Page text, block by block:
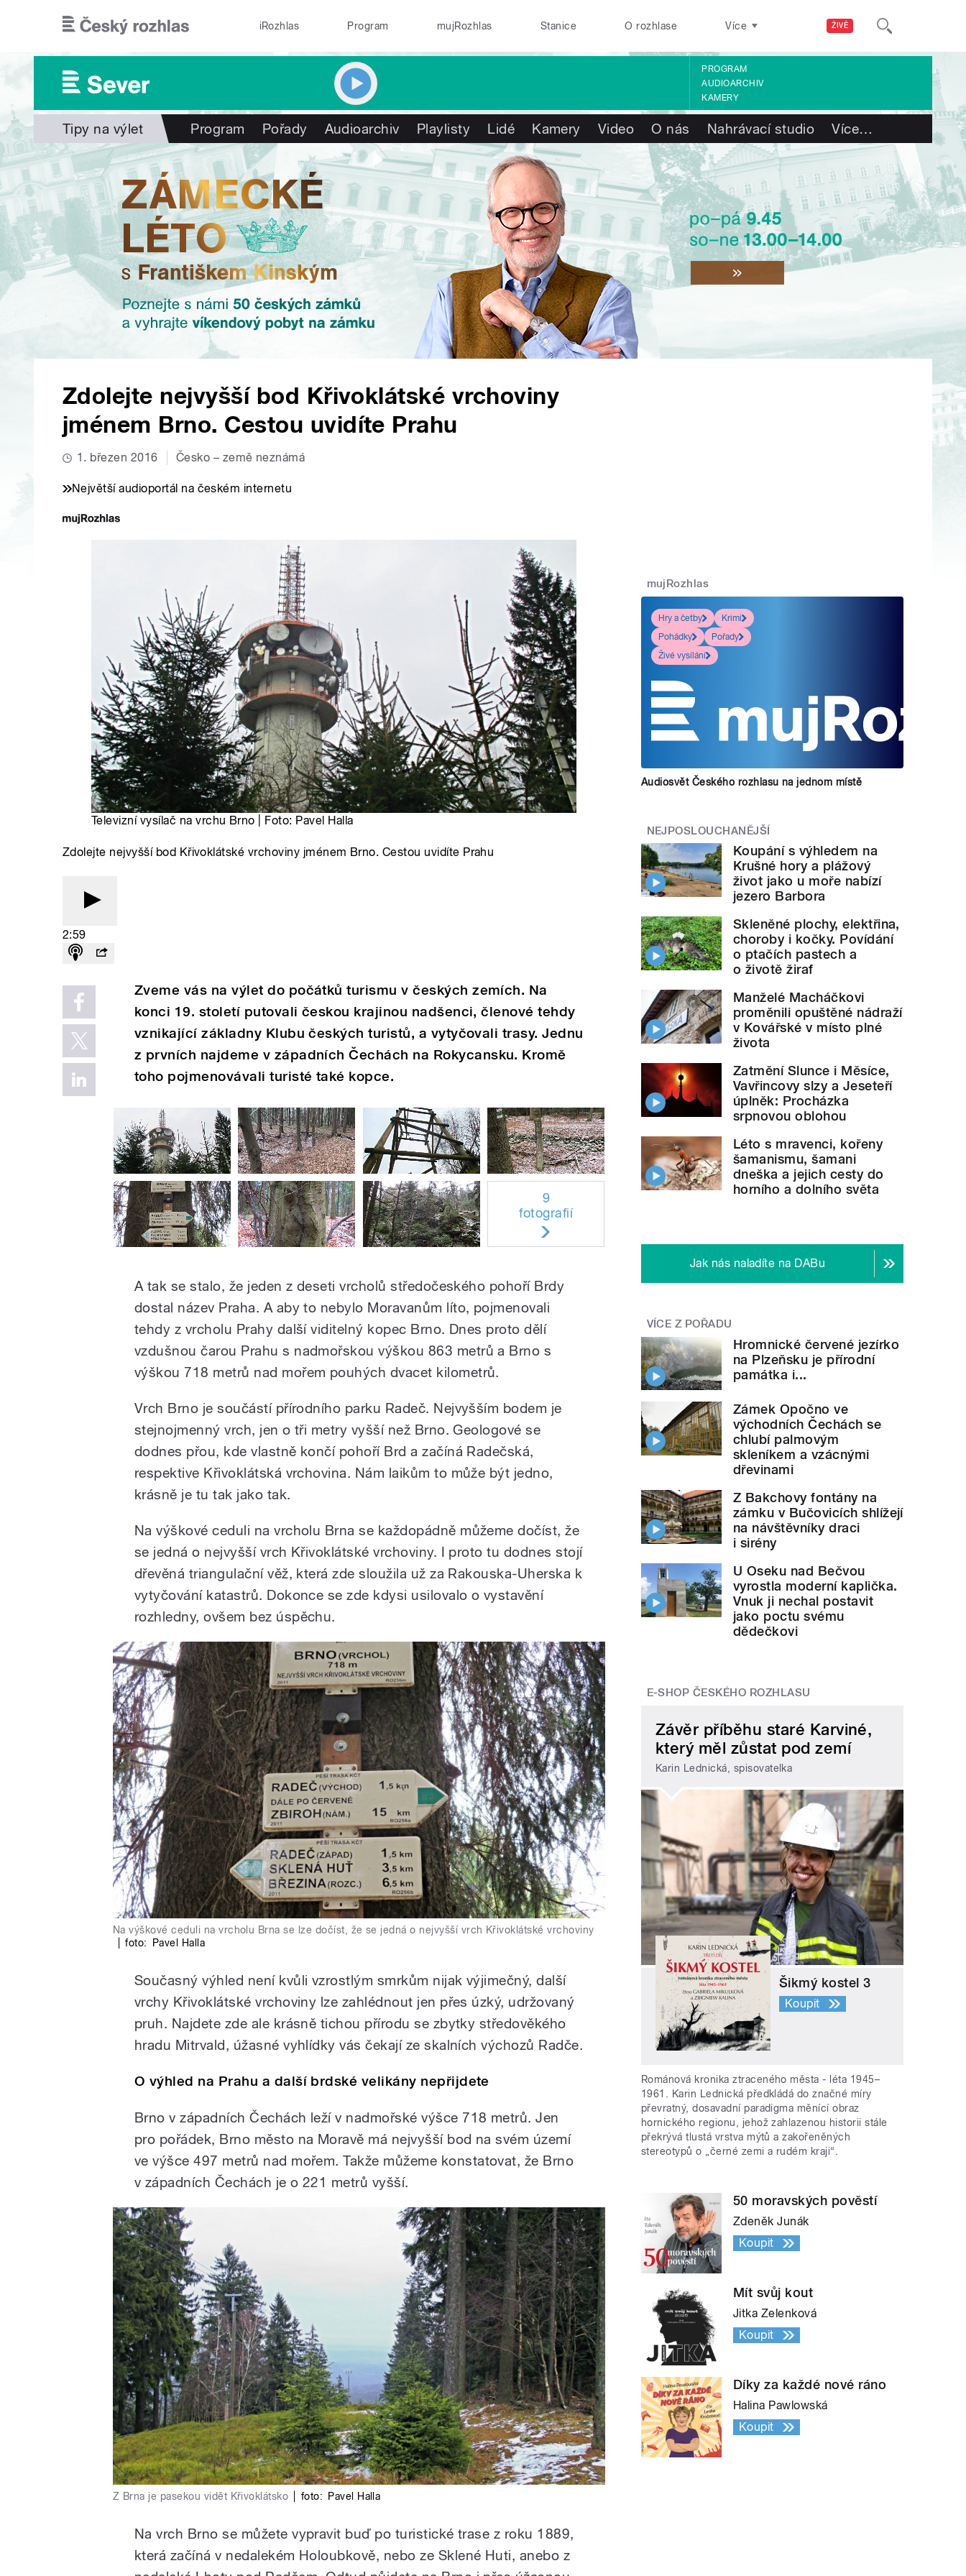
ŽIVĚ
iRozhlas Program mujRozhlas Stanice O rozhlase Více
PROGRAM
AUDIOARCHIV
KAMERY
Tipy na výlet Program Pořady Audioarchiv Playlisty Lidé Kamery Video O nás Nahrávací studio Více…
Zdolejte nejvyšší bod Křivoklátské vrchoviny
jménem Brno. Cestou uvidíte Prahu
1. březen 2016 Česko – země neznámá
Největší audioportál na českém internetu
Televizní vysílač na vrchu Brno | Foto: Pavel Halla
Zdolejte nejvyšší bod Křivoklátské vrchoviny jménem Brno. Cestou uvidíte Prahu
2:59
Zveme vás na výlet do počátků turismu v českých zemích. Na
konci 19. století putovali českou krajinou nadšenci, členové tehdy
vznikající základny Klubu českých turistů, a vytyčovali trasy. Jednu
z prvních najdeme v západních Čechách na Rokycansku. Kromě
toho pojmenovávali turisté také kopce.
9
fotografií
A tak se stalo, že jeden z deseti vrcholů středočeského pohoří Brdy
dostal název Praha. A aby to nebylo Moravanům líto, pojmenovali
tehdy z vrcholu Prahy další viditelný kopec Brno. Dnes proto dělí
vzdušnou čarou Prahu s nadmořskou výškou 863 metrů a Brno s
výškou 718 metrů nad mořem pouhých dvacet kilometrů.
Vrch Brno je součástí přírodního parku Radeč. Nejvyšším bodem je
stejnojmenný vrch, jen o tři metry vyšší než Brno. Geologové se
dodnes přou, kde vlastně končí pohoří Brd a začíná Radečská,
respektive Křivoklátská vrchovina. Nám laikům to může být jedno,
krásně je tu tak jako tak.
Na výškové ceduli na vrcholu Brna se každopádně můžeme dočíst, že
se jedná o nejvyšší vrch Křivoklátské vrchoviny. I proto tu dodnes stojí
dřevěná triangulační věž, která zde sloužila už za Rakouska-Uherska k
vytyčování katastrů. Dokonce se zde kdysi usilovalo o vystavění
rozhledny, ovšem bez úspěchu.
Na výškové ceduli na vrcholu Brna se lze dočíst, že se jedná o nejvyšší vrch Křivoklátské vrchoviny
foto: Pavel Halla
Současný výhled není kvůli vzrostlým smrkům nijak výjimečný, další
vrchy Křivoklátské vrchoviny lze zahlédnout jen přes úzký, udržovaný
pruh. Najdete zde ale krásně tichou přírodu se zbytky středověkého
hradu Mitrvald, úžasné vyhlídky vás čekají ze skalních výchozů Radče.
O výhled na Prahu a další brdské velikány nepřijdete
Brno v západních Čechách leží v nadmořské výšce 718 metrů. Jen
pro pořádek, Brno město na Moravě má nejvyšší bod na svém území
ve výšce 497 metrů nad mořem. Takže můžeme konstatovat, že Brno
v západních Čechách je o 221 metrů vyšší.
Z Brna je pasekou vidět Křivoklátsko foto: Pavel Halla
Na vrch Brno se můžete vypravit buď po turistické trase z roku 1889,
která začíná v nedalekém Holoubkově, nebo ze Sklené Huti, anebo z
mujRozhlas
Hry a četby
Krimi
Pohádky
Pořady
Živé vysílání
Audiosvět Českého rozhlasu na jednom místě
NEJPOSLOUCHANĚJŠÍ
Koupání s výhledem na
Krušné hory a plážový
život jako u moře nabízí
jezero Barbora
Skleněné plochy, elektřina,
choroby i kočky. Povídání
o ptačích pastech a
o životě žiraf
Manželé Macháčkovi
proměnili opuštěné nádraží
v Kovářské v místo plné
života
Zatmění Slunce i Měsíce,
Vavřincovy slzy a Jeseteří
úplněk: Procházka
srpnovou oblohou
Léto s mravenci, kořeny
šamanismu, šamani
dneška a jejich cesty do
horního a dolního světa
Jak nás naladíte na DABu
VÍCE Z POŘADU
Hromnické červené jezírko
na Plzeňsku je přírodní
památka i...
Zámek Opočno ve
východních Čechách se
chlubí palmovým
skleníkem a vzácnými
dřevinami
Z Bakchovy fontány na
zámku v Bučovicích shlížejí
na návštěvníky draci
i sirény
U Oseku nad Bečvou
vyrostla moderní kaplička.
Vnuk ji nechal postavit
jako poctu svému
dědečkovi
E-SHOP ČESKÉHO ROZHLASU
Závěr příběhu staré Karviné,
který měl zůstat pod zemí
Karin Lednická, spisovatelka
Šikmý kostel 3
Koupit
Románová kronika ztraceného města - léta 1945–
1961. Karin Lednická předkládá do značné míry
převratný, dosavadní paradigma měnící obraz
hornického regionu, jehož zahlazenou historii stále
překrývá tlustá vrstva mýtů a zakořeněných
stereotypů o „černé zemi a rudém kraji“.
50 moravských pověstí
Zdeněk Junák
Koupit
Mít svůj kout
Jitka Zelenková
Koupit
Díky za každé nové ráno
Halina Pawlowská
Koupit